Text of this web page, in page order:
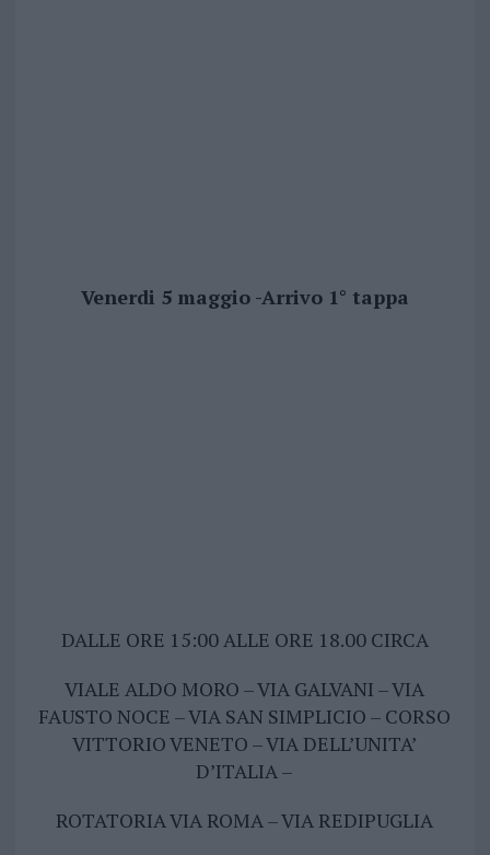
Venerdi 5 maggio -Arrivo 1° tappa
DALLE ORE 15:00 ALLE ORE 18.00 CIRCA
VIALE ALDO MORO – VIA GALVANI – VIA
FAUSTO NOCE – VIA SAN SIMPLICIO – CORSO
VITTORIO VENETO – VIA DELL’UNITA’
D’ITALIA –
ROTATORIA VIA ROMA – VIA REDIPUGLIA